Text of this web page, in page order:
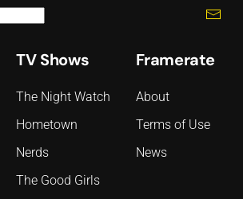
TV Shows
The Night Watch
Hometown
Nerds
The Good Girls
Framerate
About
Terms of Use
News